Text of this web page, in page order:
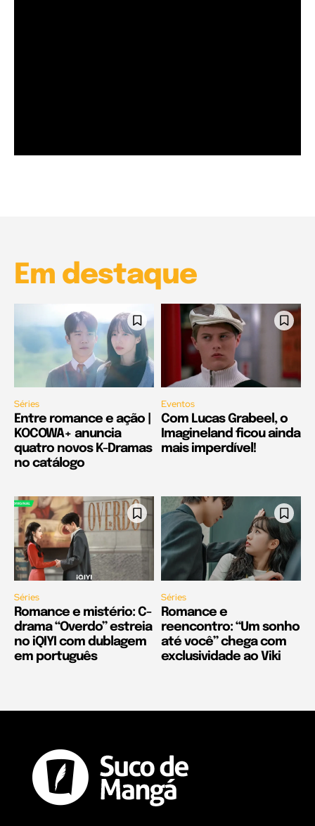
Em destaque
Séries
Entre romance e ação |
KOCOWA+ anuncia
quatro novos K-Dramas
no catálogo
Eventos
Com Lucas Grabeel, o
Imagineland ficou ainda
mais imperdível!
Séries
Romance e mistério: C-
drama “Overdo” estreia
no iQIYI com dublagem
em português
Séries
Romance e
reencontro: “Um sonho
até você” chega com
exclusividade ao Viki